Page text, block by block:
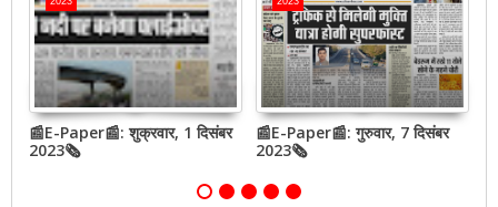
📰E-Paper📰: शुक्रवार, 1 दिसंबर
2023🗞
📰E-Paper📰: गुरुवार, 7 दिसंबर
2023🗞